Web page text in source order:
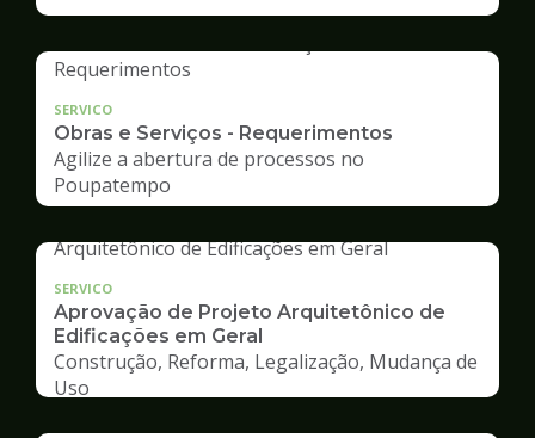
SERVICO
Obras e Serviços - Requerimentos
Agilize a abertura de processos no
Poupatempo
SERVICO
Aprovação de Projeto Arquitetônico de
Edificações em Geral
Construção, Reforma, Legalização, Mudança de
Uso